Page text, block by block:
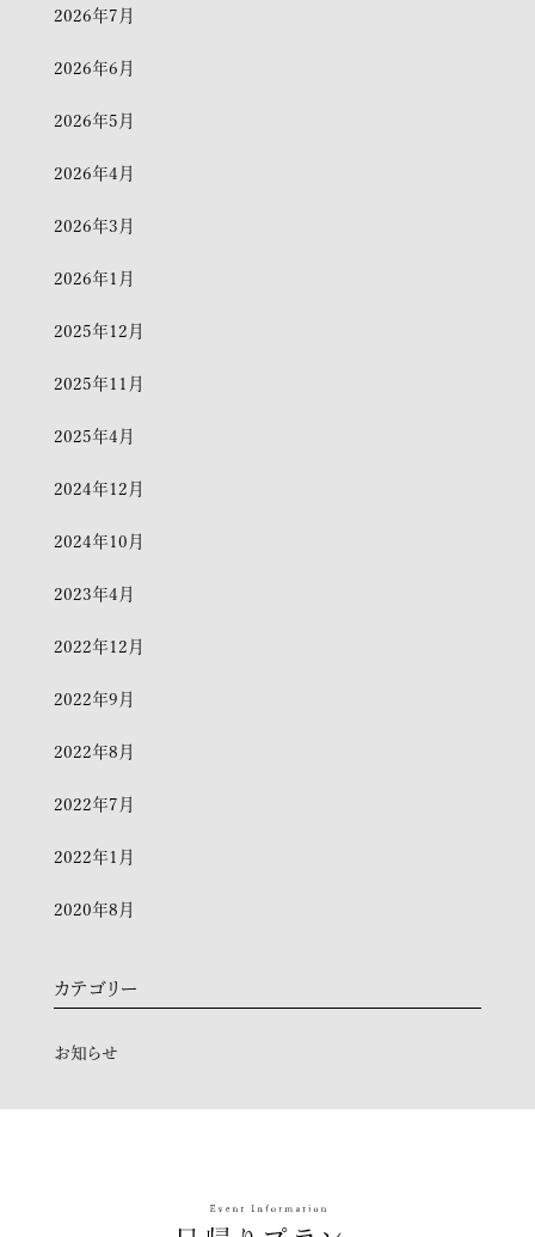
2026年7月
2026年6月
2026年5月
2026年4月
2026年3月
2026年1月
2025年12月
2025年11月
2025年4月
2024年12月
2024年10月
2023年4月
2022年12月
2022年9月
2022年8月
2022年7月
2022年1月
2020年8月
カテゴリー
お知らせ